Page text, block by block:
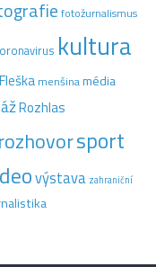
fotožurnalismus
kultura
menšinamédia
Rozhlas
rozhovorsport
výstava zahraniční